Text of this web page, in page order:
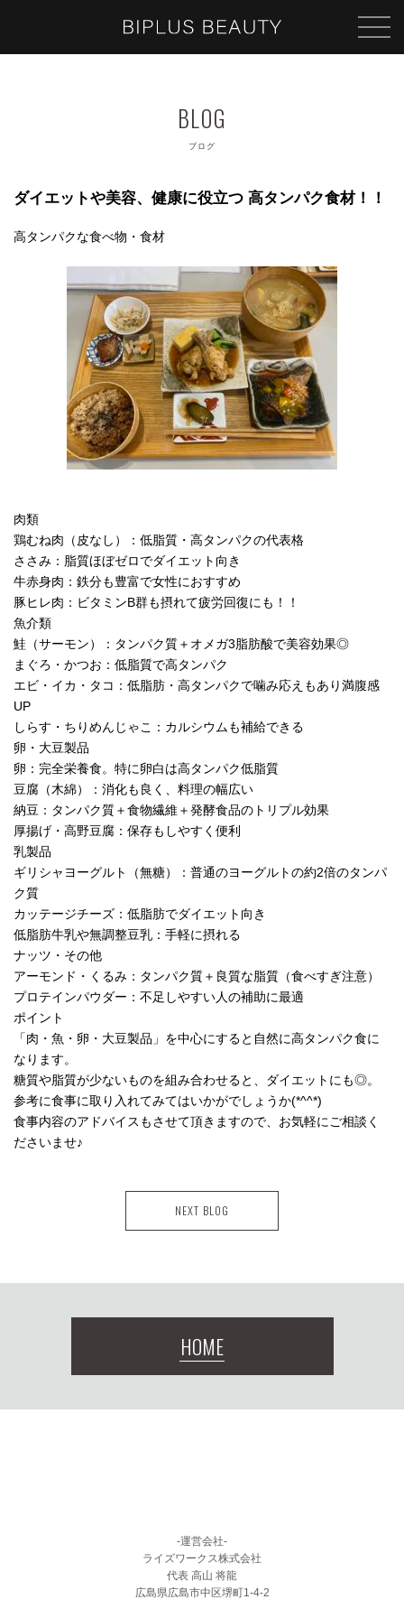
ブログ
ダイエットや美容、健康に役立つ 高タンパク食材！！
高タンパクな食べ物・食材
肉類
鶏むね肉（皮なし）：低脂質・高タンパクの代表格
ささみ：脂質ほぼゼロでダイエット向き
牛赤身肉：鉄分も豊富で女性におすすめ
豚ヒレ肉：ビタミンB群も摂れて疲労回復にも！！
魚介類
鮭（サーモン）：タンパク質＋オメガ3脂肪酸で美容効果◎
まぐろ・かつお：低脂質で高タンパク
エビ・イカ・タコ：低脂肪・高タンパクで噛み応えもあり満腹感
UP
しらす・ちりめんじゃこ：カルシウムも補給できる
卵・大豆製品
卵：完全栄養食。特に卵白は高タンパク低脂質
豆腐（木綿）：消化も良く、料理の幅広い
納豆：タンパク質＋食物繊維＋発酵食品のトリプル効果
厚揚げ・高野豆腐：保存もしやすく便利
乳製品
ギリシャヨーグルト（無糖）：普通のヨーグルトの約2倍のタンパ
ク質
カッテージチーズ：低脂肪でダイエット向き
低脂肪牛乳や無調整豆乳：手軽に摂れる
ナッツ・その他
アーモンド・くるみ：タンパク質＋良質な脂質（食べすぎ注意）
プロテインパウダー：不足しやすい人の補助に最適
ポイント
「肉・魚・卵・大豆製品」を中心にすると自然に高タンパク食に
なります。
糖質や脂質が少ないものを組み合わせると、ダイエットにも◎。
参考に食事に取り入れてみてはいかがでしょうか(*^^*)
食事内容のアドバイスもさせて頂きますので、お気軽にご相談く
ださいませ♪
NEXT BLOG
HOME
-運営会社-
ライズワークス株式会社
代表 高山 将龍
広島県広島市中区堺町1-4-2